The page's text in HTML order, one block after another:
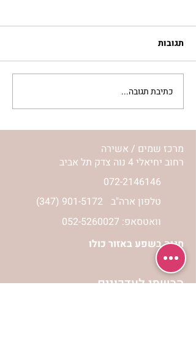
מתגעגעות לבית המפגש,
השיעור לתשעה באב | הר'
ימימה מזרחי
תגובות
כתיבת תגובה...
מרכז שמים / אשירה
רחוב יחיאלי 4 נוה צדק תל אביב
072-2146146
(347) 901-5172 טלפון ארה"ב
וואטסאפ: 052-5260027
חניה בשפע באזור כולו
הרשמי לעדכונים